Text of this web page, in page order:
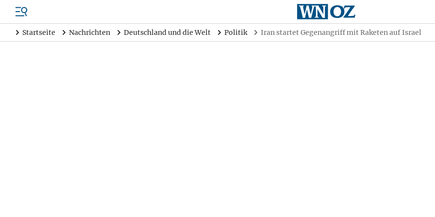
Startseite Nachrichten Deutschland und die Welt Politik Iran startet Gegenangriff mit Raketen auf Israel